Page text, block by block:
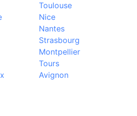
Toulouse
Nice
Nantes
Strasbourg
Montpellier
Tours
Avignon